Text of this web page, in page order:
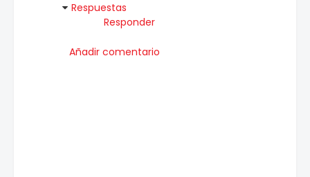
Respuestas
Responder
Añadir comentario